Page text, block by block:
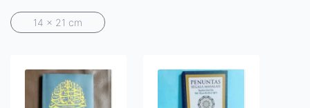
14 x 21 cm